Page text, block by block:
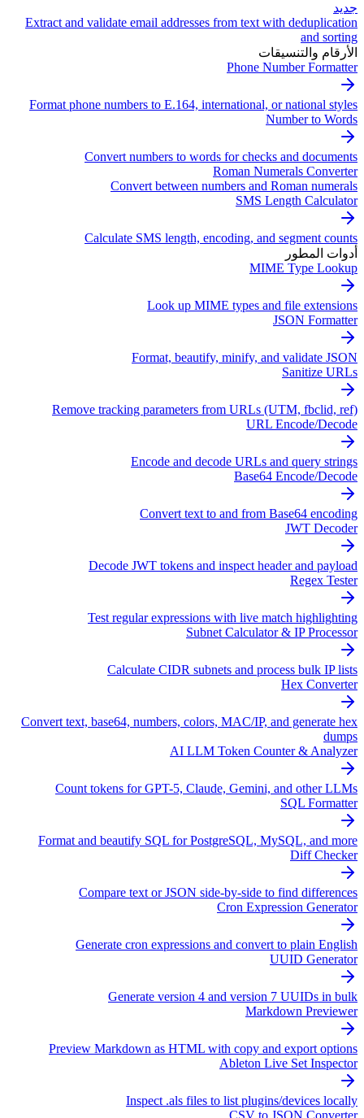
جديد
Extract and validate email addresses from text with deduplication
and sorting
الأرقام والتنسيقات
Phone Number Formatter
Format phone numbers to E.164, international, or national styles
Number to Words
Convert numbers to words for checks and documents
Roman Numerals Converter
Convert between numbers and Roman numerals
SMS Length Calculator
Calculate SMS length, encoding, and segment counts
أدوات المطور
MIME Type Lookup
Look up MIME types and file extensions
JSON Formatter
Format, beautify, minify, and validate JSON
Sanitize URLs
Remove tracking parameters from URLs (UTM, fbclid, ref)
URL Encode/Decode
Encode and decode URLs and query strings
Base64 Encode/Decode
Convert text to and from Base64 encoding
JWT Decoder
Decode JWT tokens and inspect header and payload
Regex Tester
Test regular expressions with live match highlighting
Subnet Calculator & IP Processor
Calculate CIDR subnets and process bulk IP lists
Hex Converter
Convert text, base64, numbers, colors, MAC/IP, and generate hex
dumps
AI LLM Token Counter & Analyzer
Count tokens for GPT-5, Claude, Gemini, and other LLMs
SQL Formatter
Format and beautify SQL for PostgreSQL, MySQL, and more
Diff Checker
Compare text or JSON side-by-side to find differences
Cron Expression Generator
Generate cron expressions and convert to plain English
UUID Generator
Generate version 4 and version 7 UUIDs in bulk
Markdown Previewer
Preview Markdown as HTML with copy and export options
Ableton Live Set Inspector
Inspect .als files to list plugins/devices locally
CSV to JSON Converter